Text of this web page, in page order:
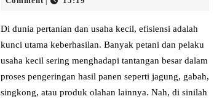
Hemat
Energi
untuk
Pengeringan
Di dunia pertanian dan usaha kecil, efisiensi adalah
kunci utama keberhasilan. Banyak petani dan pelaku
usaha kecil sering menghadapi tantangan besar dalam
proses pengeringan hasil panen seperti jagung, gabah,
singkong, atau produk olahan lainnya. Nah, di sinilah